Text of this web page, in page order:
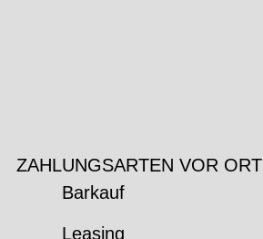
ZAHLUNGSARTEN VOR ORT
Barkauf
Leasing